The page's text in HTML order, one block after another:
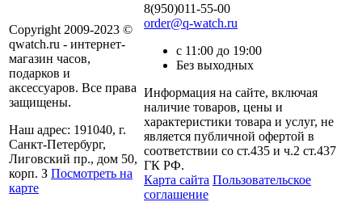
Copyright 2009-2023 ©
qwatch.ru - интернет-
магазин часов,
подарков и
аксессуаров. Все права
защищены.
Наш адрес: 191040, г.
Санкт-Петербург,
Лиговский пр., дом 50,
корп. З Посмотреть на
карте
8(950)011-55-00
order@q-watch.ru
с 11:00 до 19:00
Без выходных
Информация на сайте, включая
наличие товаров, цены и
характеристики товара и услуг, не
является публичной офертой в
соответствии со ст.435 и ч.2 ст.437
ГК РФ.
Карта сайта Пользовательское
соглашение